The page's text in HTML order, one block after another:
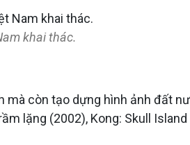
khai thác.
còn tạo dựng hình ảnh đất
lặng (2002), Kong: Skull